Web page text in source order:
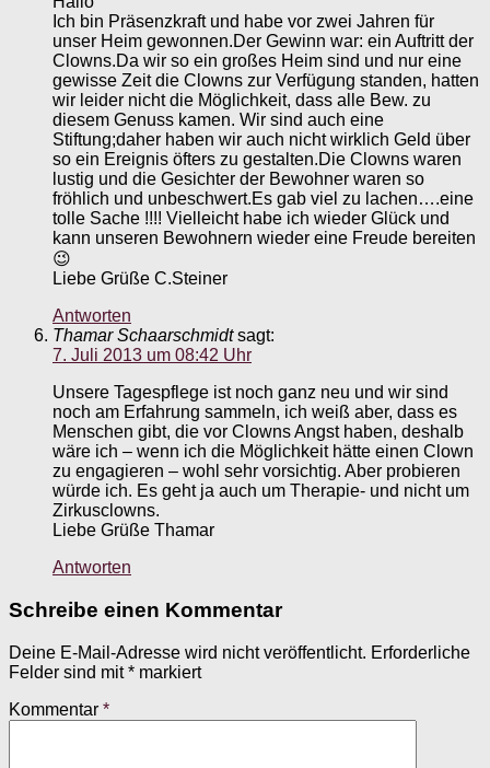
Ich bin Präsenzkraft und habe vor zwei Jahren für
unser Heim gewonnen.Der Gewinn war: ein Auftritt der
Clowns.Da wir so ein großes Heim sind und nur eine
gewisse Zeit die Clowns zur Verfügung standen, hatten
wir leider nicht die Möglichkeit, dass alle Bew. zu
diesem Genuss kamen. Wir sind auch eine
Stiftung;daher haben wir auch nicht wirklich Geld über
so ein Ereignis öfters zu gestalten.Die Clowns waren
lustig und die Gesichter der Bewohner waren so
fröhlich und unbeschwert.Es gab viel zu lachen….eine
tolle Sache !!!! Vielleicht habe ich wieder Glück und
kann unseren Bewohnern wieder eine Freude bereiten
😉
Liebe Grüße C.Steiner
Antworten
Thamar Schaarschmidt sagt:
7. Juli 2013 um 08:42 Uhr
Unsere Tagespflege ist noch ganz neu und wir sind
noch am Erfahrung sammeln, ich weiß aber, dass es
Menschen gibt, die vor Clowns Angst haben, deshalb
wäre ich – wenn ich die Möglichkeit hätte einen Clown
zu engagieren – wohl sehr vorsichtig. Aber probieren
würde ich. Es geht ja auch um Therapie- und nicht um
Zirkusclowns.
Liebe Grüße Thamar
Antworten
Schreibe einen Kommentar
Deine E-Mail-Adresse wird nicht veröffentlicht. Erforderliche
Felder sind mit* markiert
Kommentar *